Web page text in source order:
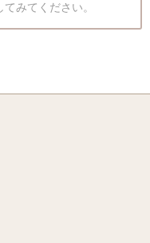
みてください。